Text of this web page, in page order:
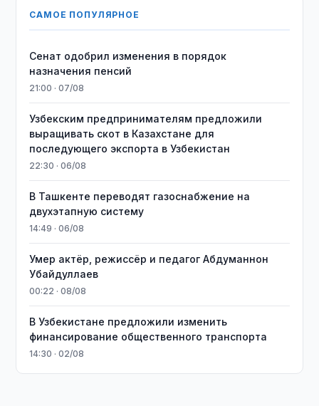
САМОЕ ПОПУЛЯРНОЕ
Сенат одобрил изменения в порядок
назначения пенсий
21:00 · 07/08
Узбекским предпринимателям предложили
выращивать скот в Казахстане для
последующего экспорта в Узбекистан
22:30 · 06/08
В Ташкенте переводят газоснабжение на
двухэтапную систему
14:49 · 06/08
Умер актёр, режиссёр и педагог Абдуманнон
Убайдуллаев
00:22 · 08/08
В Узбекистане предложили изменить
финансирование общественного транспорта
14:30 · 02/08